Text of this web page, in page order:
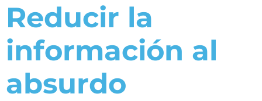
Reducir la
información al
absurdo